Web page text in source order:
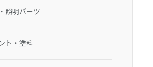
照明パーツ
ト・塗料